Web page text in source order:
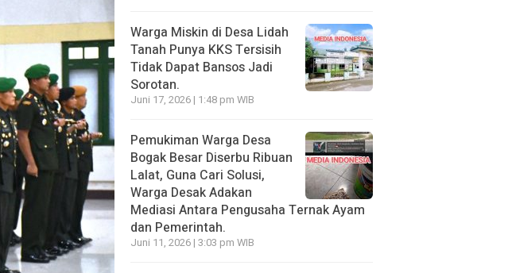
Warga Miskin di Desa Lidah
Tanah Punya KKS Tersisih
Tidak Dapat Bansos Jadi
Sorotan.
Juni 17, 2026 | 1:48 pm WIB
Pemukiman Warga Desa
Bogak Besar Diserbu Ribuan
Lalat, Guna Cari Solusi,
Warga Desak Adakan
Mediasi Antara Pengusaha Ternak Ayam
dan Pemerintah.
Juni 11, 2026 | 3:03 pm WIB